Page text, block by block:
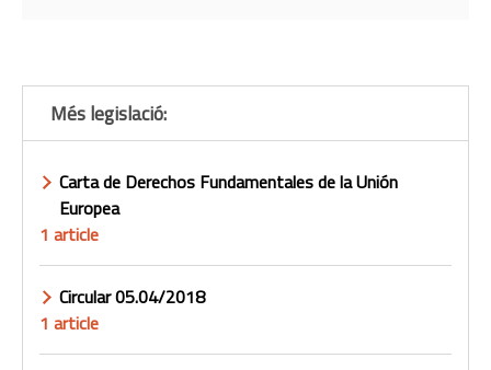
Més legislació:
Carta de Derechos Fundamentales de la Unión
Europea
1 article
Circular 05.04/2018
1 article